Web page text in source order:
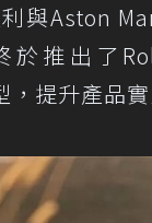
與Aston
於推出了
提升產品實